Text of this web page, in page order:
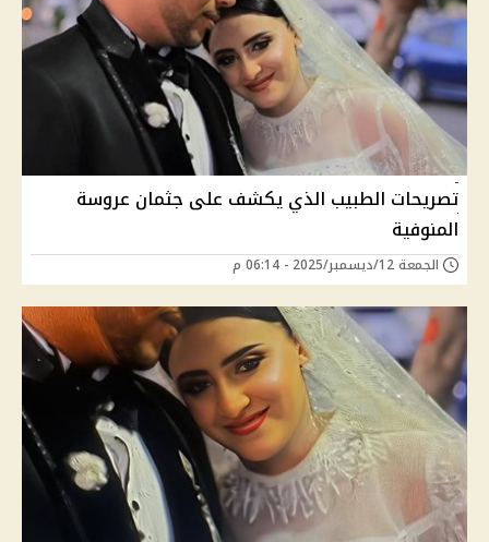
تصريحات الطبيب الذي يكشف على جثمان عروسة
المنوفية
الجمعة 12/ديسمبر/2025 - 06:14 م